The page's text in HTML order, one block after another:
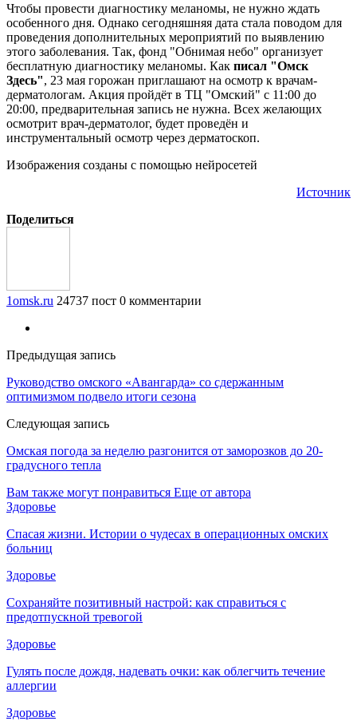
Чтобы провести диагностику меланомы, не нужно ждать
особенного дня. Однако сегодняшняя дата стала поводом для
проведения дополнительных мероприятий по выявлению
этого заболевания. Так, фонд "Обнимая небо" организует
бесплатную диагностику меланомы. Как писал "Омск
Здесь", 23 мая горожан приглашают на осмотр к врачам-
дерматологам. Акция пройдёт в ТЦ "Омский" с 11:00 до
20:00, предварительная запись не нужна. Всех желающих
осмотрит врач-дерматолог, будет проведён и
инструментальный осмотр через дерматоскоп.
Изображения созданы с помощью нейросетей
Источник
Поделиться
1omsk.ru 24737 пост 0 комментарии
Предыдущая запись
Руководство омского «Авангарда» со сдержанным
оптимизмом подвело итоги сезона
Следующая запись
Омская погода за неделю разгонится от заморозков до 20-
градусного тепла
Вам также могут понравиться Еще от автора
Здоровье
Спасая жизни. Истории о чудесах в операционных омских
больниц
Здоровье
Сохраняйте позитивный настрой: как справиться с
предотпускной тревогой
Здоровье
Гулять после дождя, надевать очки: как облегчить течение
аллергии
Здоровье